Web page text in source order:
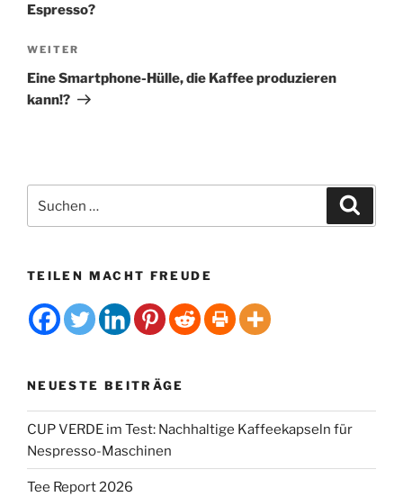
n
t
i
v
Espresso?
Nächster
Beitrag
WEITER
Eine Smartphone-Hülle, die Kaffee produzieren
kann!?
nach:
TEILEN MACHT FREUDE
NEUESTE BEITRÄGE
CUP VERDE im Test: Nachhaltige Kaffeekapseln für
Nespresso-Maschinen
Tee Report 2026